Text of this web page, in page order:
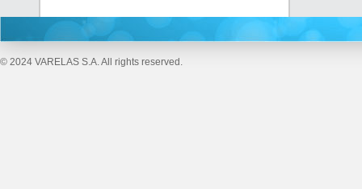
© 2024 VARELAS S.A. All rights reserved.